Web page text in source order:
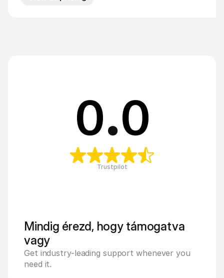
0.0
Trustpilot
Mindig érezd, hogy támogatva
vagy
Get industry-leading support whenever you
need it.